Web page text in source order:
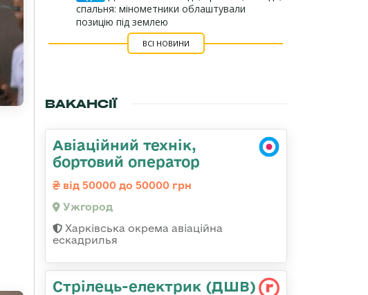
спальня: мінометники облаштували
позицію під землею
ВСІ НОВИНИ
ВАКАНСІЇ
Авіаційний технік,
бортовий оператор
від 50000 до 50000 грн
Ужгород
Харківська окрема авіаційна
ескадрилья
Стрілець-електрик (ДШВ)